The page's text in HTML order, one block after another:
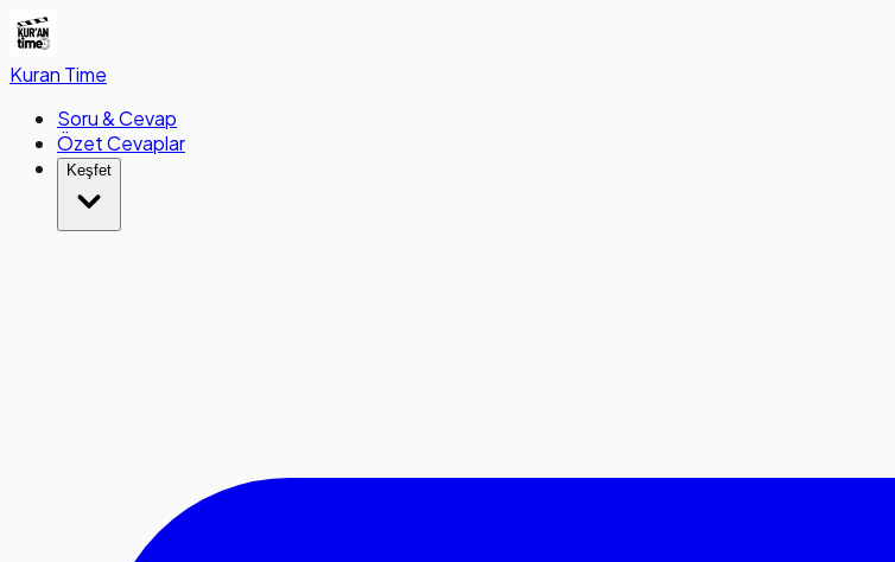
Kuran Time
Soru & Cevap
Özet Cevaplar
Keşfet